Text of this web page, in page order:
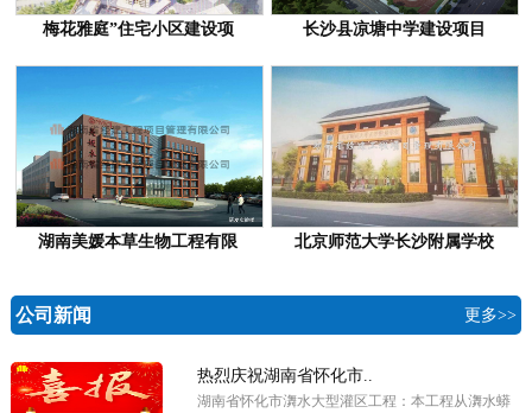
梅花雅庭”住宅小区建设项 长沙县凉塘中学建设项目
湖南美媛本草生物工程有限 北京师范大学长沙附属学校
公司新闻 更多>>
热烈庆祝湖南省怀化市..
湖南省怀化市㵲水大型灌区工程：本工程从㵲水蟒